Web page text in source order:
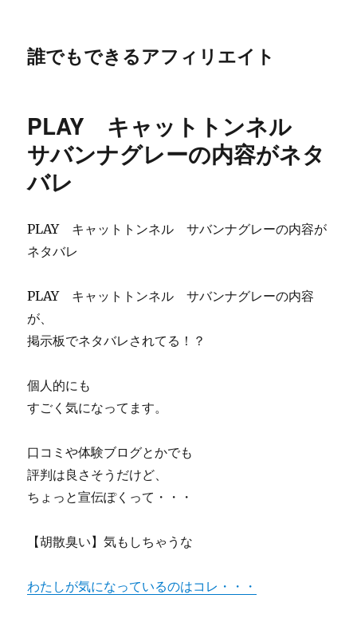
誰でもできるアフィリエイト
PLAY キャットトンネル
サバンナグレーの内容がネタ
バレ
PLAY キャットトンネル サバンナグレーの内容が
ネタバレ
PLAY キャットトンネル サバンナグレーの内容
が、
掲示板でネタバレされてる！？
個人的にも
すごく気になってます。
口コミや体験ブログとかでも
評判は良さそうだけど、
ちょっと宣伝ぽくって・・・
【胡散臭い】気もしちゃうな
わたしが気になっているのはコレ・・・